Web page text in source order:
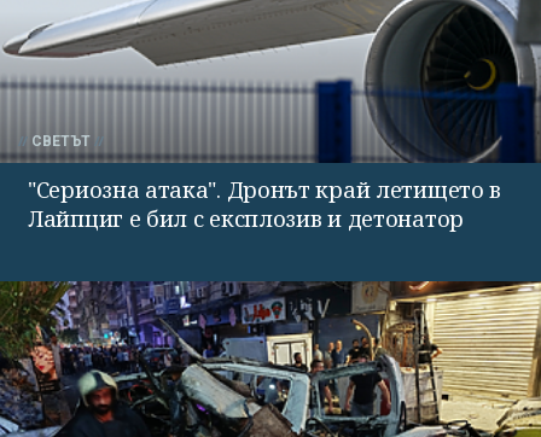
СВЕТЪТ
"Сериозна атака". Дронът край летището в
Лайпциг е бил с експлозив и детонатор